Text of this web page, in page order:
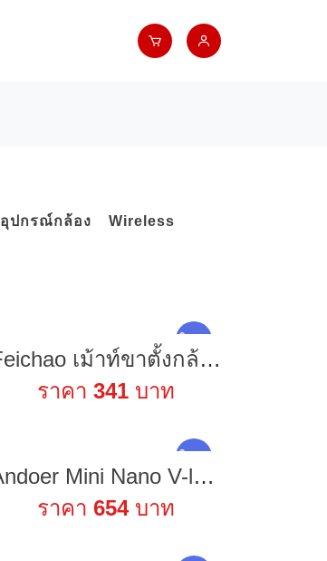
อุปกรณ์กล้อง
Wireless
Feichao เม้าท์ขาตั้งกล้อง พร้อมสกรูหัวบอลคู่ 1/4 นิ้ว สําหรับกล้อง DSLR ไฟ LED ไฟแฟลช มอนิเตอร์ LCD กรงกล้อง
ราคา 341บาท
Andoer Mini Nano V-lock Mount Battery Power Supply Adapter Plate - Plier Clamp for Mini V-mount Battery - Durable Buckle for Secure Fastening - Suitable for Film and TV Production
ราคา 654บาท